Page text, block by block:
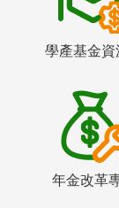
學產基金資
年金改革